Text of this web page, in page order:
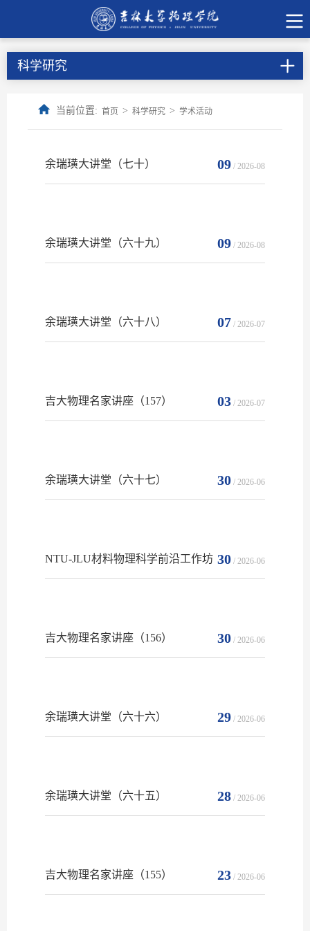
科学研究
当前位置: 首页 > 科学研究 > 学术活动
09 / 2026-08
余瑞璜大讲堂（七十）
09 / 2026-08
余瑞璜大讲堂（六十九）
07 / 2026-07
余瑞璜大讲堂（六十八）
03 / 2026-07
吉大物理名家讲座（157）
30 / 2026-06
余瑞璜大讲堂（六十七）
30 / 2026-06
NTU-JLU材料物理科学前沿工作坊
30 / 2026-06
吉大物理名家讲座（156）
29 / 2026-06
余瑞璜大讲堂（六十六）
28 / 2026-06
余瑞璜大讲堂（六十五）
23 / 2026-06
吉大物理名家讲座（155）